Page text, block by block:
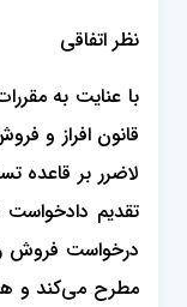
نظر اتفاقی
لاضرر بر قاعده
تقدیم
درخواست فروش
مطرح می‌کند و